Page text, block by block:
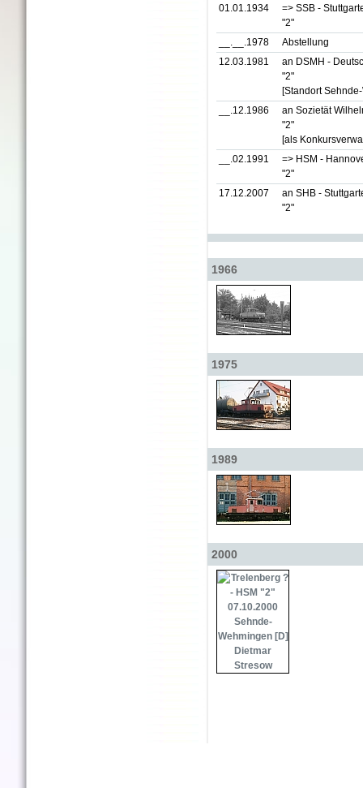
01.01.1934
=> SSB -
"2"
__.__.1978
Abstellung
12.03.1981
an DSMH -
"2"
[Standort
__.12.1986
an Sozietät
"2"
[als
__.02.1991
=> HSM -
"2"
17.12.2007
an SHB -
"2"
1966
1975
1989
2000